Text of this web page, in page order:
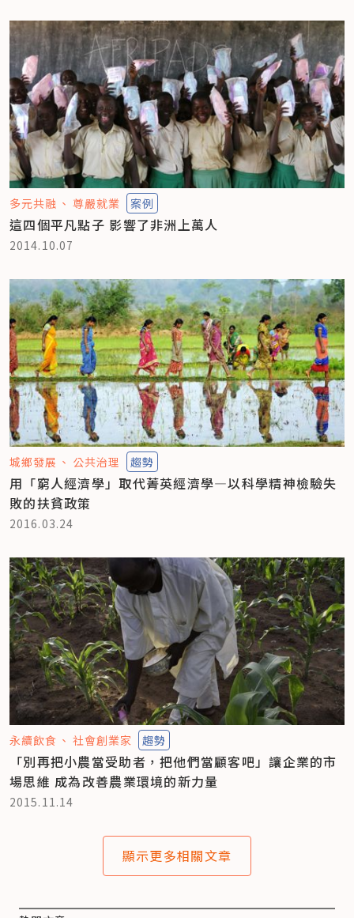
多元共融 尊嚴就業 案例
這四個平凡點子 影響了非洲上萬人
2014.10.07
城鄉發展 公共治理 趨勢
用「窮人經濟學」取代菁英經濟學—以科學精神檢驗失
敗的扶貧政策
2016.03.24
永續飲食 社會創業家 趨勢
「別再把小農當受助者，把他們當顧客吧」讓企業的市
場思維 成為改善農業環境的新力量
2015.11.14
顯示更多相關文章